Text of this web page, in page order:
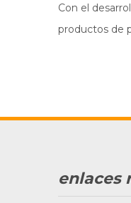
Con el
productos de
enlaces